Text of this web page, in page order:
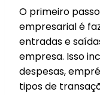
O primeiro
empresarial é
entradas e
empresa. Isso
despesas,
tipos de